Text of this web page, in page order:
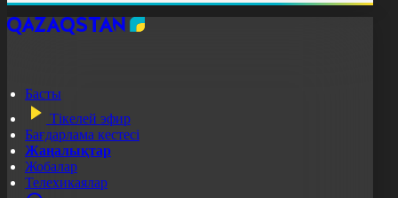
Басты
Тікелей эфир
Бағдарлама кестесі
Жаңалықтар
Жобалар
Телехикаялар